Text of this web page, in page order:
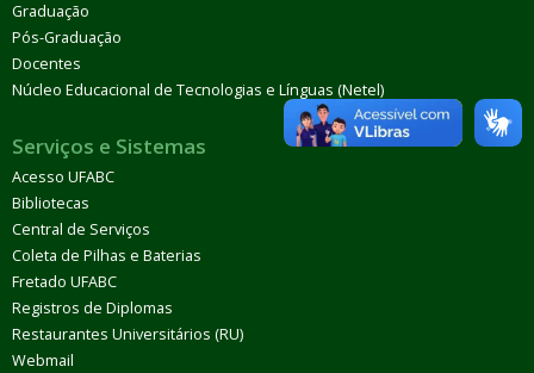
Graduação
Pós-Graduação
Docentes
Núcleo Educacional de Tecnologias e Línguas (Netel)
Serviços e Sistemas
Acesso UFABC
Bibliotecas
Central de Serviços
Coleta de Pilhas e Baterias
Fretado UFABC
Registros de Diplomas
Restaurantes Universitários (RU)
Webmail